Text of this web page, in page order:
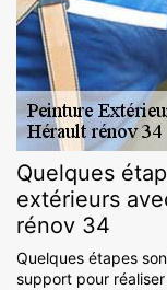
Quelques
extérieurs
rénov 34
Quelques étapes
support pour